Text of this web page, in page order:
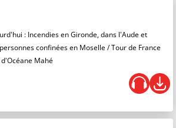
: Incendies en Gironde, dans l'Aude et
confinées en Moselle / Tour de France
Mahé